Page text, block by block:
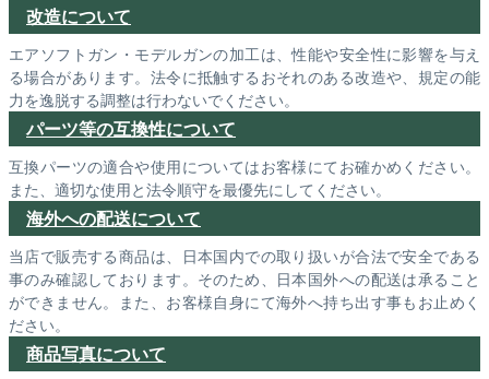
改造について
エアソフトガン・モデルガンの加工は、性能や安全性に影響を与え
る場合があります。法令に抵触するおそれのある改造や、規定の能
力を逸脱する調整は行わないでください。
パーツ等の互換性について
互換パーツの適合や使用についてはお客様にてお確かめください。
また、適切な使用と法令順守を最優先にしてください。
海外への配送について
当店で販売する商品は、日本国内での取り扱いが合法で安全である
事のみ確認しております。そのため、日本国外への配送は承ること
ができません。また、お客様自身にて海外へ持ち出す事もお止めく
ださい。
商品写真について